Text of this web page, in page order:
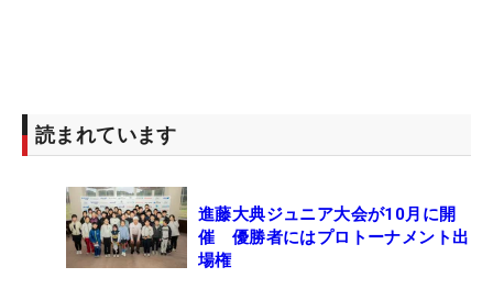
読まれています
進藤大典ジュニア大会が10月に開
催 優勝者にはプロトーナメント出
場権